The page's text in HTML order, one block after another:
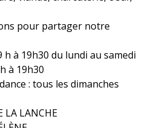
pour partager notre
h à 19h30 du lundi au samedi
à 19h30
: tous les dimanches
LA LANCHE